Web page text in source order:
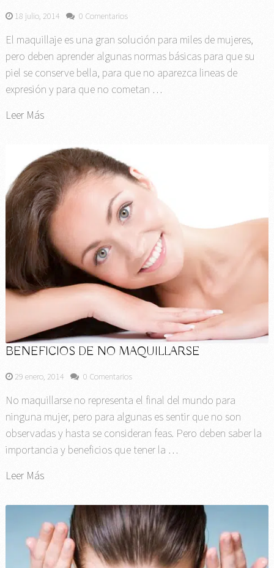
18 julio, 2014 0 Comentarios
El maquillaje es una gran solución para miles de mujeres,
pero deben aprender algunas normas básicas para que su
piel se conserve bella, para que no aparezca lineas de
expresión y para que no cometan …
Leer Más
BENEFICIOS DE NO MAQUILLARSE
29 enero, 2014 0 Comentarios
No maquillarse no representa el final del mundo para
ninguna mujer, pero para algunas es sentir que no son
observadas y hasta se consideran feas. Pero deben saber la
importancia y beneficios que tener la …
Leer Más